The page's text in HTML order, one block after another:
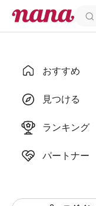
おすすめ
見つける
ランキング
パートナー